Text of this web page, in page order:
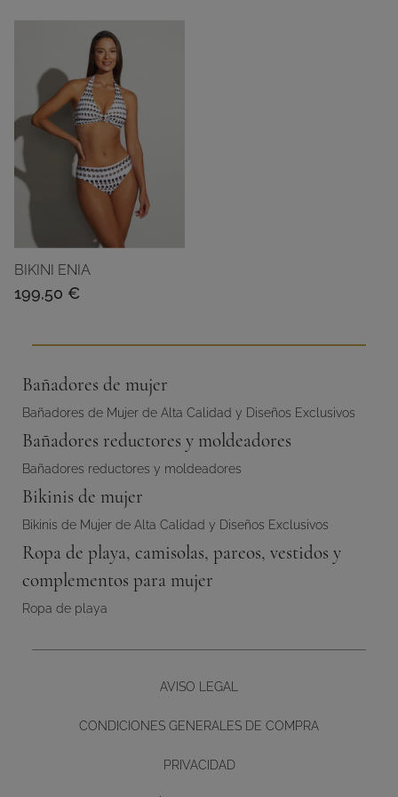
BIKINI ENIA
199,50 €
Bañadores de mujer
Bañadores de Mujer de Alta Calidad y Diseños Exclusivos
Bañadores reductores y moldeadores
Bañadores reductores y moldeadores
Bikinis de mujer
Bikinis de Mujer de Alta Calidad y Diseños Exclusivos
Ropa de playa, camisolas, pareos, vestidos y
complementos para mujer
Ropa de playa
AVISO LEGAL
CONDICIONES GENERALES DE COMPRA
PRIVACIDAD